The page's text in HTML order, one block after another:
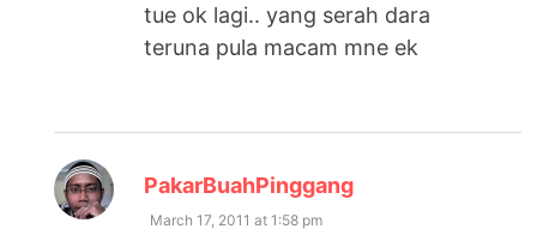
tue ok lagi.. yang serah dara
teruna pula macam mne ek
PakarBuahPinggang
March 17, 2011 at 1:58 pm